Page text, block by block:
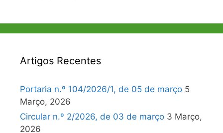
Artigos Recentes
Portaria n.º 104/2026/1, de 05 de março 5
Março, 2026
Circular n.º 2/2026, de 03 de março 3 Março,
2026